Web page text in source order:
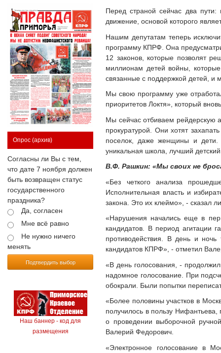
Опрос (архив)
Согласны ли Вы с тем,
что дате 7 ноября должен
быть возвращен статус
государственного
праздника?
Да, согласен
Мне всё равно
Не нужно ничего
менять
Подтвердить выбор
Наш баннер - код для
размещения
Перед страной сейчас два
движение, основой которого
Нашим депутатам теперь
программу КПРФ. Она
12 законов, которые позволят
миллионам детей войны,
связанные с поддержкой детей, и
Мы свою программу уже
приоритетов Локтя», который
Мы сейчас отбиваем рейдерскую
прокуратурой. Они хотят
поселок, даже женщины и дети.
уникальная школа, лучший
В.Ф. Рашкин: «Мы своих не
«Без четкого анализа
Исполнительная власть и
закона. Это их клеймо», - сказал
«Нарушения начались еще в
кандидатов. В период агитации
противодействия. В день и ночь
кандидатов КПРФ», - отметил
«В день голосования, -
надомное голосование. При
обокрали. Были попытки
«Более половины участков в
получилось в пользу
о проведении выборочной
Валерий Федорович.
«Электронное голосование в